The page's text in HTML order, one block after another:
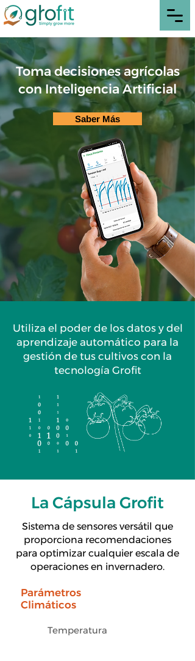
Toma decisiones agrícolas
con Inteligencia Artificial
Saber Más
Utiliza el poder de los datos y del
aprendizaje automático para la
gestión de tus cultivos con la
tecnología Grofit
La Cápsula Grofit
Sistema de sensores versátil que
proporciona recomendaciones
para optimizar cualquier escala de
operaciones en invernadero.
Parámetros
Climáticos
Temperatura